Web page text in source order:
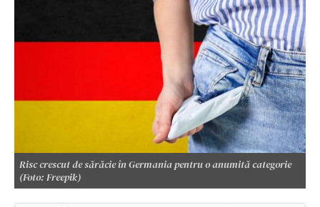
Risc crescut de sărăcie în Germania pentru o anumită categorie
(Foto: Freepik)